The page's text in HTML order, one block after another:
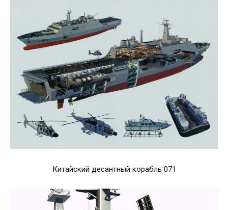
Китайский десантный корабль 071